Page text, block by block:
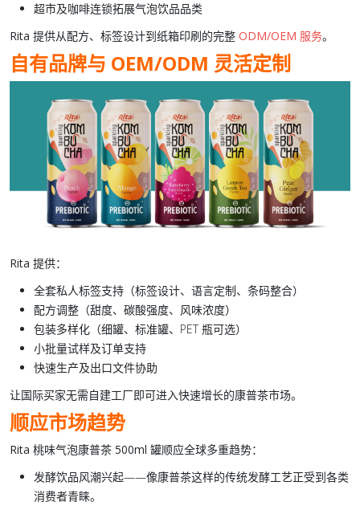
超市及咖啡连锁拓展气泡饮品品类
Rita 提供从配方、标签设计到纸箱印刷的完整 ODM/OEM 服务。
自有品牌与 OEM/ODM 灵活定制
Rita 提供：
全套私人标签支持（标签设计、语言定制、条码整合）
配方调整（甜度、碳酸强度、风味浓度）
包装多样化（细罐、标准罐、PET 瓶可选）
小批量试样及订单支持
快速生产及出口文件协助
让国际买家无需自建工厂即可进入快速增长的康普茶市场。
顺应市场趋势
Rita 桃味气泡康普茶 500ml 罐顺应全球多重趋势：
发酵饮品风潮兴起——像康普茶这样的传统发酵工艺正受到各类
消费者青睐。